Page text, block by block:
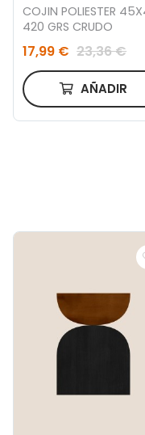
COJIN POLIESTER
420 GRS CRUDO
17,99 € 23,36 €
AÑADIR